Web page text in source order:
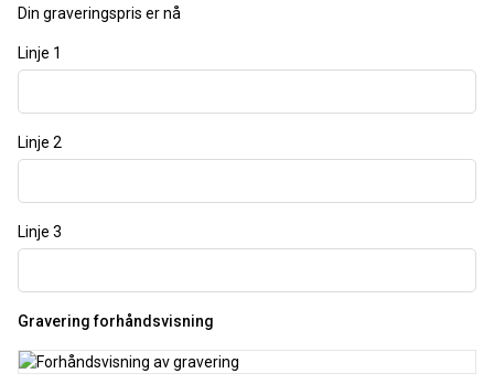
Din graveringspris er nå
Linje 1
Linje 2
Linje 3
Gravering forhåndsvisning